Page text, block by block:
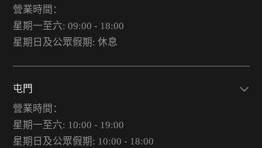
營業時間：
星期一至六: 09:00 - 18:00
星期日及公眾假期: 休息
屯門
營業時間：
星期一至六: 10:00 - 19:00
星期日及公眾假期: 10:00 - 18:00